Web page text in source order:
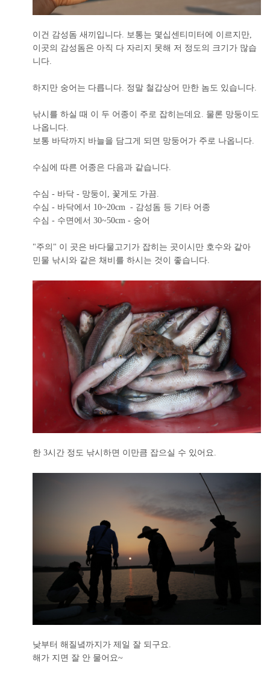
이건 감성돔 새끼입니다. 보통는 몇십센티미터에 이르지만,
이곳의 감성돔은 아직 다 자리지 못해 저 정도의 크기가 많습
니다.
하지만 숭어는 다릅니다. 정말 철갑상어 만한 놈도 있습니다.
낚시를 하실 때 이 두 어종이 주로 잡히는데요. 물론 망둥이도
나옵니다.
보통 바닥까지 바늘을 담그게 되면 망둥어가 주로 나옵니다.
수심에 따른 어종은 다음과 같습니다.
수심 - 바닥 - 망둥이, 꽃게도 가끔.
수심 - 바닥에서 10~20cm - 감성돔 등 기타 어종
수심 - 수면에서 30~50cm - 숭어
"주의" 이 곳은 바다물고기가 잡히는 곳이시만 호수와 같아
민물 낚시와 같은 채비를 하시는 것이 좋습니다.
한 3시간 정도 낚시하면 이만큼 잡으실 수 있어요.
낮부터 해질녘까지가 제일 잘 되구요.
해가 지면 잘 안 물어요~